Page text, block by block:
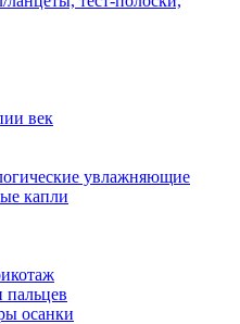
век
увлажняющие
капли
пальцев
осанки